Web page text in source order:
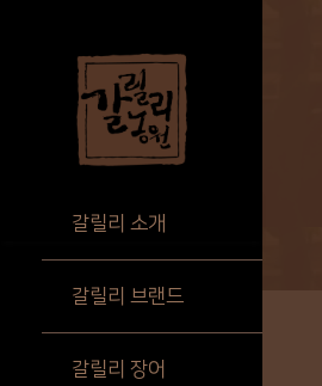
갈릴리 소개
갈릴리 브랜드
갈릴리 장어